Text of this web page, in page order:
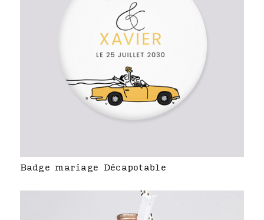
Badge mariage Décapotable